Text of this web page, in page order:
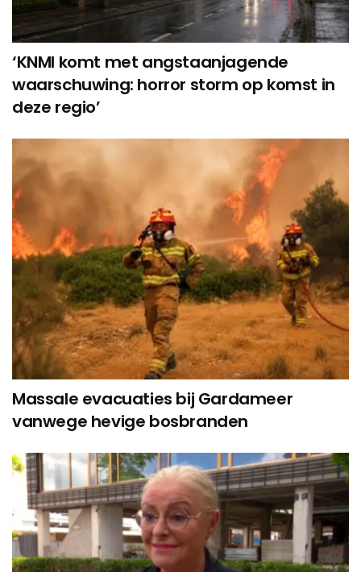
‘KNMI komt met angstaanjagende
waarschuwing: horror storm op komst in
deze regio’
Massale evacuaties bij Gardameer
vanwege hevige bosbranden